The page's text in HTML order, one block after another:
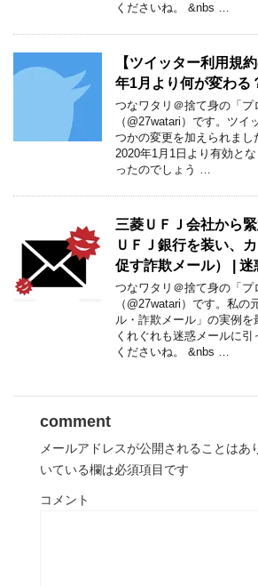
くださいね。 &nbs …
【ツイッター利用規
年1月より何が変わる
つなワタリ＠捨て身の「プ
（@27watari）です。ツイ
つかの変更を加えられまし
2020年1月1日より有効と
ったのでしょう …
三菱ＵＦＪ会社から
ＵＦＪ銀行を装い、
促す詐欺メール） |
つなワタリ＠捨て身の「プ
（@27watari）です。私の
ル・詐欺メール」の実例を
くれぐれも迷惑メールに
くださいね。 &nbs …
comment
メールアドレスが公開されることはあ
いている欄は必須項目です
コメント